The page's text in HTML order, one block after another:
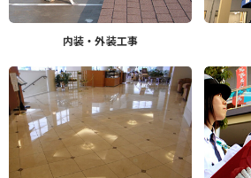
内装・外装工事